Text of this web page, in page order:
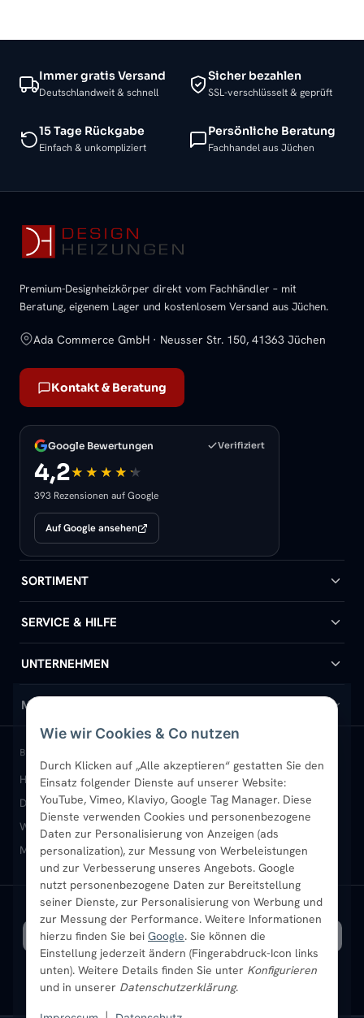
Wie wir Cookies & Co nutzen
Durch Klicken auf „Alle akzeptieren“ gestatten Sie den
Einsatz folgender Dienste auf unserer Website:
YouTube, Vimeo, Klaviyo, Google Tag Manager. Diese
Dienste verwenden Cookies und personenbezogene
Daten zur Personalisierung von Anzeigen (ads
personalization), zur Messung von Werbeleistungen
und zur Verbesserung unseres Angebots. Google
nutzt personenbezogene Daten zur Bereitstellung
seiner Dienste, zur Personalisierung von Werbung und
zur Messung der Performance. Weitere Informationen
hierzu finden Sie bei Google. Sie können die
Einstellung jederzeit ändern (Fingerabdruck-Icon links
unten). Weitere Details finden Sie unter Konfigurieren
und in unserer Datenschutzerklärung.
Immer gratis Versand
Deutschlandweit & schnell
Sicher bezahlen
SSL-verschlüsselt & geprüft
15 Tage Rückgabe
Einfach & unkompliziert
Persönliche Beratung
Fachhandel aus Jüchen
Premium-Designheizkörper direkt vom Fachhändler – mit
Beratung, eigenem Lager und kostenlosem Versand aus Jüchen.
Ada Commerce GmbH · Neusser Str. 150, 41363 Jüchen
Kontakt & Beratung
Google Bewertungen Verifiziert
4,2
393 Rezensionen auf Google
Auf Google ansehen
SORTIMENT
Badheizkörper
Handtuchheizkörper
Design-Heizkörper
Paneelheizkörper
Vertikal-Heizkörper
Heizkörper-Zubehör
SERVICE & HILFE
Hilfe & Kontakt
Versand & Lieferung
Rückgabe & Widerruf
Garantie & Gewährleistung
Montageservice vor Ort
Sendung verfolgen
UNTERNEHMEN
Wir über uns
Standort & Abholung Jüchen
B2B-Kunden
Karriere
Ratgeber
Bestpreisgarantie
MEIN KONTO
Anmelden / Mein Konto
Merkliste
Newsletter
Aktuelle Angebote
BELIEBTE KATEGORIEN
Heizkörper kaufenBadheizkörperHandtuchheizkörper
Design-HeizkörperPaneelheizkörperVertikal-Heizkörper
Wandheizkörper Wohnraum-Heizkörper Badheizkörper Schwarz
Mischbetrieb-HeizkörperHeizkörper-ZubehörAktuelle Angebote
SICHERE ZAHLUNG VERSAND MIT